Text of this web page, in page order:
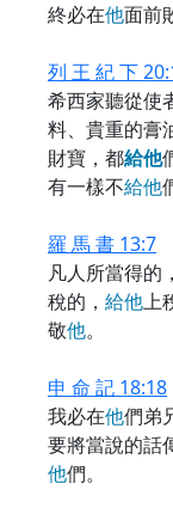
終必在他面前
列 王 紀 下
希西家聽從使
料、貴重的膏
財寶，都給他
有一樣不給他
羅 馬 書 13:7
凡人所當得的
稅的， 給他上
敬他。
申 命 記 18:18
我必在他們弟
要將當說的話
他們。